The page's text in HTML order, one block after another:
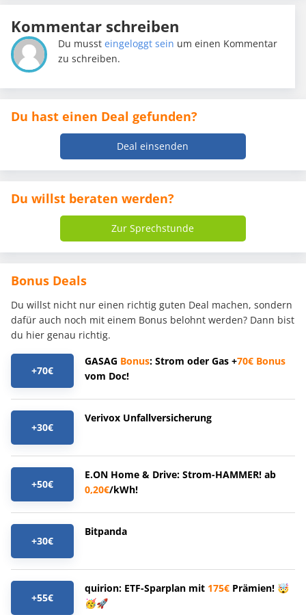
Kommentar schreiben
Du mussteingeloggt sein um einen Kommentar
zu schreiben.
Du hast einen Deal gefunden?
Deal einsenden
Du willst beraten werden?
Zur Sprechstunde
Bonus Deals
Du willst nicht nur einen richtig guten Deal machen, sondern
dafür auch noch mit einem Bonus belohnt werden? Dann bist
du hier genau richtig.
+70€
GASAG Bonus: Strom oder Gas +70€ Bonus
vom Doc!
+30€
Verivox Unfallversicherung
+50€
E.ON Home & Drive: Strom-HAMMER! ab
0,20€/kWh!
+30€
Bitpanda
+55€
quirion: ETF-Sparplan mit 175€ Prämien! 🤯
🥳🚀